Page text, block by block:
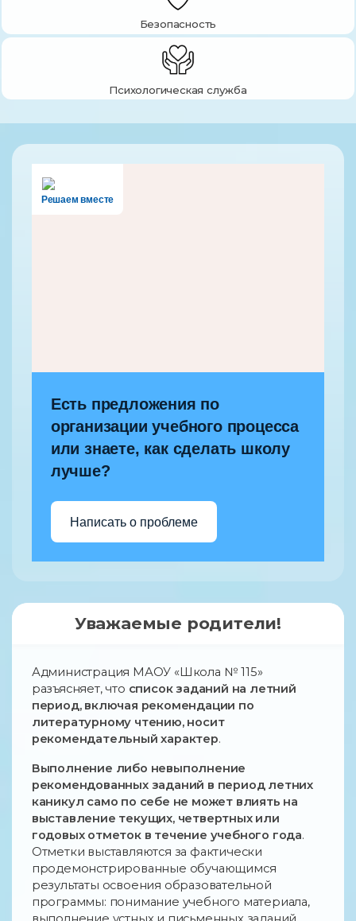
Безопасность
Психологическая служба
Решаем вместе
Есть предложения по
организации учебного процесса
или знаете, как сделать школу
лучше?
Написать о проблеме
Уважаемые родители!
Администрация МАОУ «Школа № 115»
разъясняет, что список заданий на летний
период, включая рекомендации по
литературному чтению, носит
рекомендательный характер.
Выполнение либо невыполнение
рекомендованных заданий в период летних
каникул само по себе не может влиять на
выставление текущих, четвертных или
годовых отметок в течение учебного года.
Отметки выставляются за фактически
продемонстрированные обучающимся
результаты освоения образовательной
программы: понимание учебного материала,